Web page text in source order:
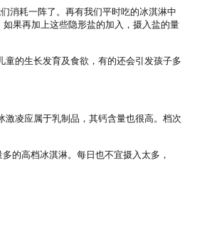
消耗一阵了。再有我们平时吃的冰淇淋中
果再加上这些隐形盐的加入，摄入盐的量
的生长发育及食欲，有的还会引发孩子多
凌应属于乳制品，其钙含量也很高。档次
的高档冰淇淋。每日也不宜摄入太多，